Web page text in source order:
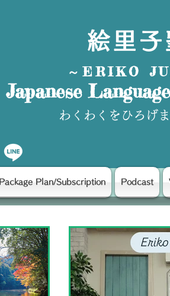
絵里子
～ERIKO
Japanese
わくわくをひろげ
Package Plan/Subscription Podcast